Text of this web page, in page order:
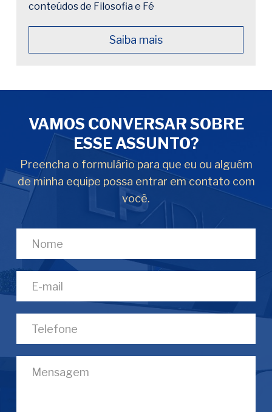
conteúdos de Filosofia e Fé
Saiba mais
VAMOS CONVERSAR SOBRE
ESSE ASSUNTO?
Preencha o formulário para que eu ou alguém
de minha equipe possa entrar em contato com
você.